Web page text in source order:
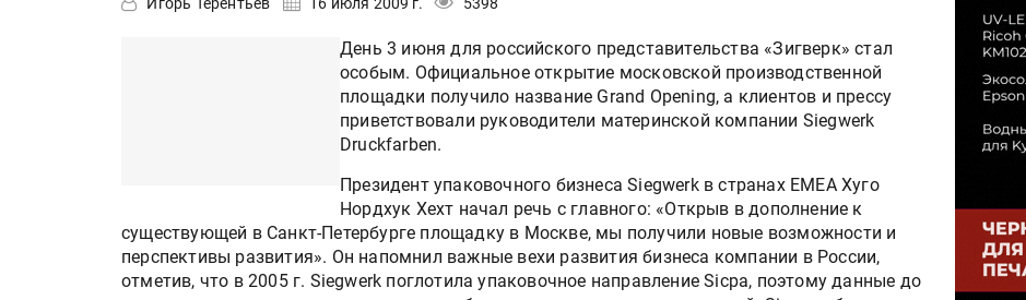
День 3 июня для российского представительства «Зигверк» стал
особым. Официальное открытие московской производственной
площадки получило название Grand Opening, а клиентов и прессу
приветствовали руководители материнской компании Siegwerk
Druckfarben.
Президент упаковочного бизнеса Siegwerk в странах EMEA Хуго
Нордхук Хехт начал речь с главного: «Открыв в дополнение к
существующей в Санкт-Петербурге площадку в Москве, мы получили новые возможности и
перспективы развития». Он напомнил важные вехи развития бизнеса компании в России,
отметив, что в 2005 г. Siegwerk поглотила упаковочное направление Sicpa, поэтому данные до